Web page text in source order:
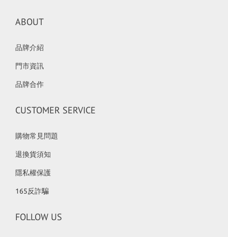
ABOUT
品牌介紹
門市資訊
品牌合作
CUSTOMER SERVICE
購物常見問題
退換貨須知
隱私權保護
165反詐騙
FOLLOW US